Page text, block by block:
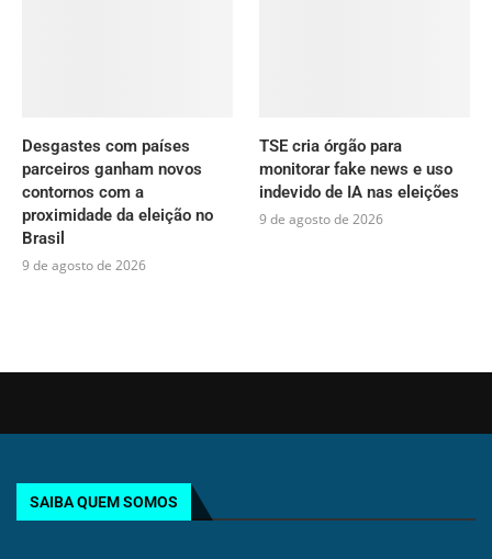
Desgastes com países
parceiros ganham novos
contornos com a
proximidade da eleição no
Brasil
9 de agosto de 2026
TSE cria órgão para
monitorar fake news e uso
indevido de IA nas eleições
9 de agosto de 2026
SAIBA QUEM SOMOS